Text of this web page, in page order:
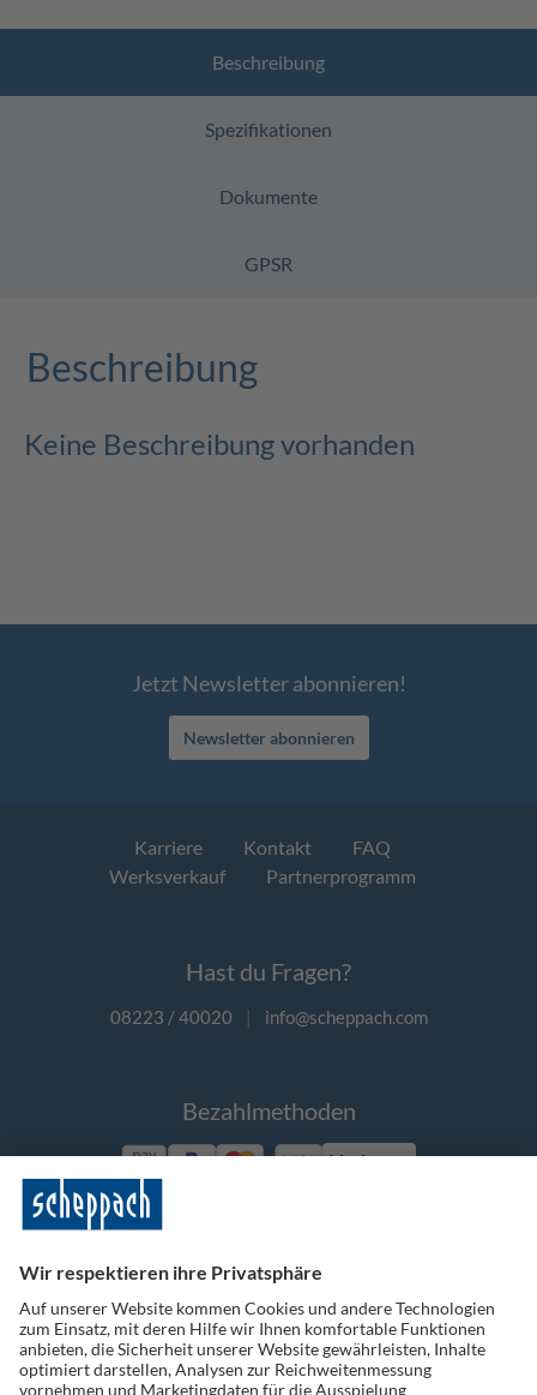
Beschreibung
Spezifikationen
Dokumente
GPSR
Beschreibung
Keine Beschreibung vorhanden
Jetzt Newsletter abonnieren!
Newsletter abonnieren
Karriere Kontakt
FAQ
Werksverkauf
Partnerprogramm
Hast du Fragen?
08223 / 40020 | info@scheppach.com
Bezahlmethoden
Vorkasse
Folge uns auf Social Media